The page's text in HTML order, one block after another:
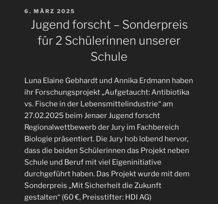
VERÖFFENTLICHT
AM
6. MÄRZ 2025
Jugend forscht – Sonderpreis
für 2 Schülerinnen unserer
Schule
Luna Elaine Gebhardt und Annika Erdmann haben
ihr Forschungsprojekt „Aufgetaucht: Antibiotika
vs. Fische in der Lebensmittelindustrie“ am
27.02.2025 beim Jenaer Jugend forscht
Regionalwettbewerb der Jury im Fachbereich
Biologie präsentiert. Die Jury hob lobend hervor,
dass die beiden Schülerinnen das Projekt neben
Schule und Beruf mit viel Eigeninitiative
durchgeführt haben. Das Projekt wurde mit dem
Sonderpreis „Mit Sicherheit die Zukunft
gestalten“ (60 €, Preisstifter: HDI AG)